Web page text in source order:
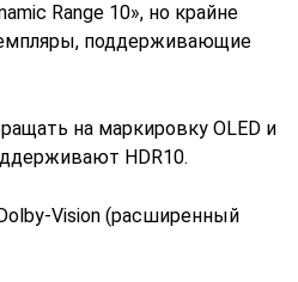
Range 10», но крайне
поддерживающие
на маркировку OLED и
HDR10.
Vision (расширенный